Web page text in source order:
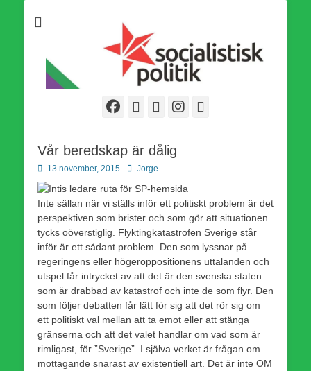
världsomfattande socialistiska Fjärde Internationalen och en viktig
tillgång i kampen för en socialistisk framtid!
Facebook
Webbflöde
Instagram
Vår beredskap är dålig
Publicerad
den
13 november, 2015 Författare
Jorge
Inte sällan när vi ställs inför ett politiskt problem är det
perspektiven som brister och som gör att situationen
tycks oöverstiglig. Flyktingkatastrofen Sverige står
inför är ett sådant problem. Den som lyssnar på
regeringens eller högeroppositionens uttalanden och
utspel får intrycket av att det är den svenska staten
som är drabbad av katastrof och inte de som flyr. Den
som följer debatten får lätt för sig att det rör sig om
ett politiskt val mellan att ta emot eller att stänga
gränserna och att det valet handlar om vad som är
rimligast, för ”Sverige”. I själva verket är frågan om
mottagande snarast av existentiell art. Det är inte OM